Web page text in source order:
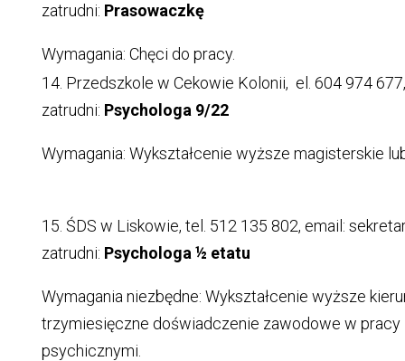
zatrudni: Prasowaczkę
Wymagania: Chęci do pracy.
14. Przedszkole w Cekowie Kolonii, el. 604 974
zatrudni: Psychologa 9/22
Wymagania: Wykształcenie wyższe magisterskie
15. ŚDS w Liskowie, tel. 512 135 802, email:
zatrudni: Psychologa ½ etatu
Wymagania niezbędne: Wykształcenie wyższe
trzymiesięczne doświadczenie zawodowe w pracy
psychicznymi.